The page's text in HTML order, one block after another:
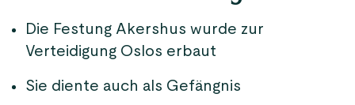
Die Festung Akershus wurde zur
Verteidigung Oslos erbaut
Sie diente auch als Gefängnis